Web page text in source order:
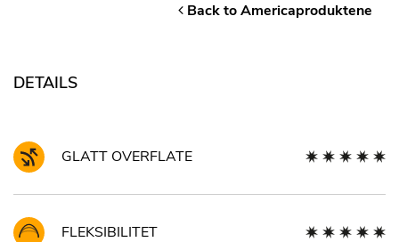
Back to Americaproduktene
DETAILS
GLATT OVERFLATE
FLEKSIBILITET